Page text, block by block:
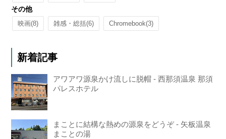
その他
映画(8) 雑感・総括(6) Chromebook(3)
新着記事
アワアワ源泉かけ流しに脱帽 - 西那須温泉 那須
パレスホテル
まことに結構な熱めの源泉をどうぞ - 矢板温泉
まことの湯